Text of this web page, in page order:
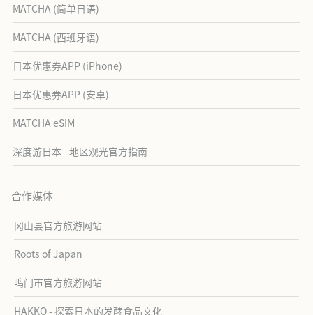
MATCHA (简单日语)
MATCHA (西班牙语)
日本优惠券APP (iPhone)
日本优惠券APP (安卓)
MATCHA eSIM
深度游日本 - 地区观光官方指南
合作媒体
冈山县官方旅游网站
Roots of Japan
鸣门市官方旅游网站
HAKKO - 探索日本的发酵食品文化